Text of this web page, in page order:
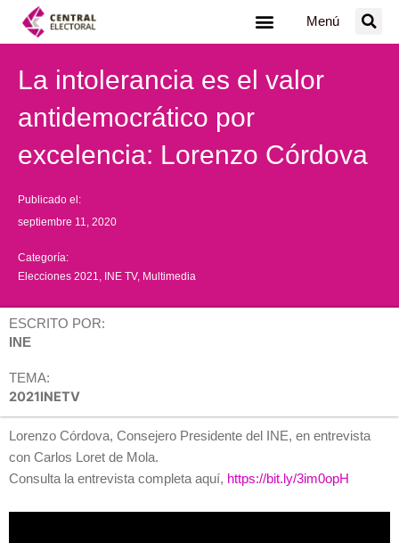
Menú
La intolerancia es el valor
antidemocrático por
excelencia: Lorenzo Córdova
Publicado el:
septiembre 11, 2020
Categoría:
Elecciones 2021
INE TV, Multimedia
ESCRITO POR:
INE
TEMA:
2021INETV
Lorenzo Córdova, Consejero Presidente del INE, en entrevista
con Carlos Loret de Mola.
Consulta la entrevista completa aquí, https://bit.ly/3im0opH